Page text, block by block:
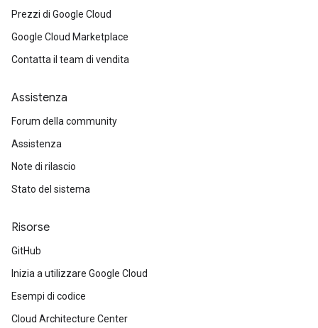
Prezzi di Google Cloud
Google Cloud Marketplace
Contatta il team di vendita
Assistenza
Forum della community
Assistenza
Note di rilascio
Stato del sistema
Risorse
GitHub
Inizia a utilizzare Google Cloud
Esempi di codice
Cloud Architecture Center